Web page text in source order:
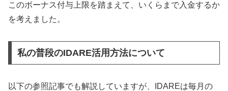
このボーナス付与上限を踏まえて、いくらまで入金するか
を考えました。
私の普段のIDARE活用方法について
以下の参照記事でも解説していますが、IDAREは毎月の